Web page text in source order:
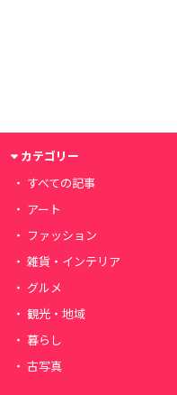
カテゴリー
すべての記事
アート
ファッション
雑貨・インテリア
グルメ
観光・地域
暮らし
古写真